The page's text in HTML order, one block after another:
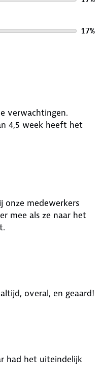
17%
verwachtingen.
4,5 week heeft het
onze medewerkers
mee als ze naar het
past altijd, overal, en geaard!
had het uiteindelijk